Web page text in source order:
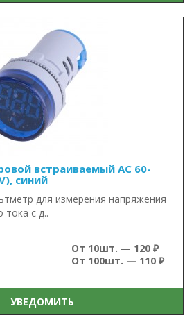
встраиваемый AC 60-
синий
для измерения напряжения
тока с д..
От 10шт. — 120 ₽
От 100шт. — 110 ₽
УВЕДОМИТЬ